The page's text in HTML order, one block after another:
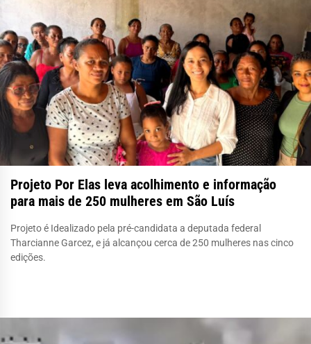
Projeto Por Elas leva acolhimento e informação
para mais de 250 mulheres em São Luís
Projeto é Idealizado pela pré-candidata a deputada federal
Tharcianne Garcez, e já alcançou cerca de 250 mulheres nas cinco
edições.